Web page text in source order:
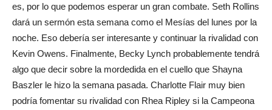
es, por lo que podemos esperar un gran combate. Seth Rollins
dará un sermón esta semana como el Mesías del lunes por la
noche. Eso debería ser interesante y continuar la rivalidad con
Kevin Owens. Finalmente, Becky Lynch probablemente tendrá
algo que decir sobre la mordedida en el cuello que Shayna
Baszler le hizo la semana pasada. Charlotte Flair muy bien
podría fomentar su rivalidad con Rhea Ripley si la Campeona